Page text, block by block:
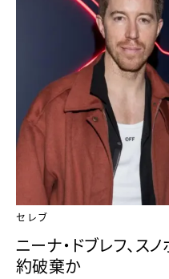
セレブ
ニーナ・ドブレフ、ス
約破棄か